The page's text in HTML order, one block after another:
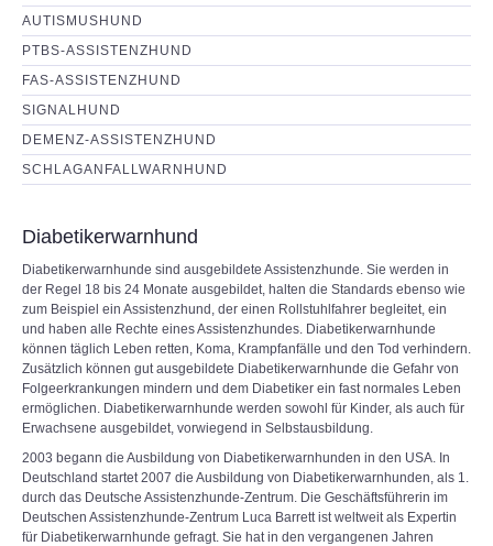
AUTISMUSHUND
PTBS-ASSISTENZHUND
FAS-ASSISTENZHUND
SIGNALHUND
DEMENZ-ASSISTENZHUND
SCHLAGANFALLWARNHUND
Diabetikerwarnhund
Diabetikerwarnhunde sind ausgebildete Assistenzhunde. Sie werden in
der Regel 18 bis 24 Monate ausgebildet, halten die Standards ebenso wie
zum Beispiel ein Assistenzhund, der einen Rollstuhlfahrer begleitet, ein
und haben alle Rechte eines Assistenzhundes. Diabetikerwarnhunde
können täglich Leben retten, Koma, Krampfanfälle und den Tod verhindern.
Zusätzlich können gut ausgebildete Diabetikerwarnhunde die Gefahr von
Folgeerkrankungen mindern und dem Diabetiker ein fast normales Leben
ermöglichen. Diabetikerwarnhunde werden sowohl für Kinder, als auch für
Erwachsene ausgebildet, vorwiegend in Selbstausbildung.
2003 begann die Ausbildung von Diabetikerwarnhunden in den USA. In
Deutschland startet 2007 die Ausbildung von Diabetikerwarnhunden, als 1.
durch das Deutsche Assistenzhunde-Zentrum. Die Geschäftsführerin im
Deutschen Assistenzhunde-Zentrum Luca Barrett ist weltweit als Expertin
für Diabetikerwarnhunde gefragt. Sie hat in den vergangenen Jahren